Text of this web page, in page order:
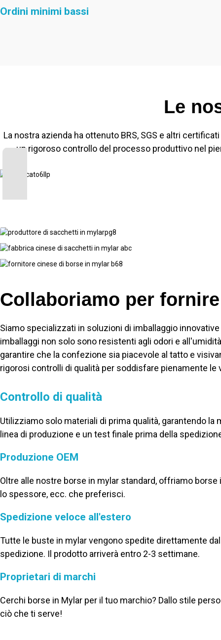
Ordini minimi bassi
Le
La nostra azienda ha ottenuto BRS, SGS e altri
un rigoroso controllo del processo produttivo nel
Collaboriamo per
Siamo specializzati in soluzioni di imballaggio
imballaggi non solo sono resistenti agli odori e
garantire che la confezione sia piacevole al tatto e
rigorosi controlli di qualità per soddisfare pienamente
Controllo di qualità
Utilizziamo solo materiali di prima qualità, garantendo
linea di produzione e un test finale prima della
Produzione OEM
Oltre alle nostre borse in mylar standard, offriamo
lo spessore, ecc. che preferisci.
Spedizione veloce all'estero
Tutte le buste in mylar vengono spedite direttamente
spedizione. Il prodotto arriverà entro 2-3 settimane.
Proprietari di marchi
Cerchi borse in Mylar per il tuo marchio? Dallo stile
ciò che ti serve!